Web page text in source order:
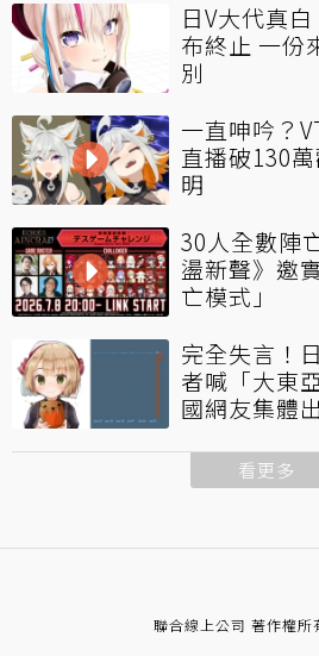
日V大代真
布終止 一份
別
一直呻吟？
直播破130
明
30人全數陣
盪新聲》邀
亡模式」
完全失言！
者喊「大東
國網友集體
看更多
聯合線上公司 著作權